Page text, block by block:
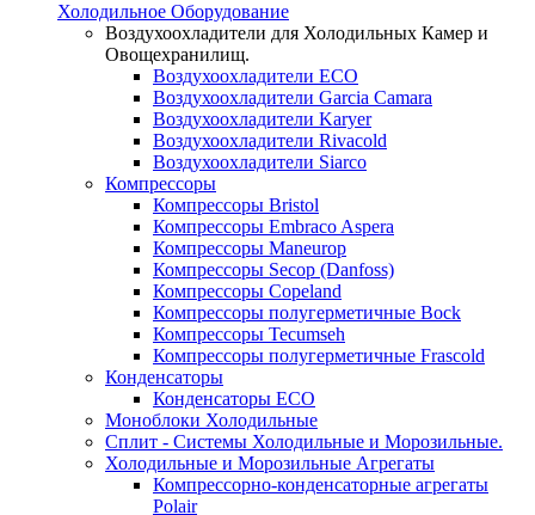
Холодильное Оборудование
Воздухоохладители для Холодильных Камер и
Овощехранилищ.
Воздухоохладители ECO
Воздухоохладители Garcia Camara
Воздухоохладители Karyer
Воздухоохладители Rivacold
Воздухоохладители Siarco
Компрессоры
Компрессоры Bristol
Компрессоры Embraco Aspera
Компрессоры Maneurop
Компрессоры Secop (Danfoss)
Компрессоры Copeland
Компрессоры полугерметичные Bock
Компрессоры Tecumseh
Компрессоры полугерметичные Frascold
Конденсаторы
Конденсаторы ECO
Моноблоки Холодильные
Сплит - Системы Холодильные и Морозильные.
Холодильные и Морозильные Агрегаты
Компрессорно-конденсаторные агрегаты
Polair